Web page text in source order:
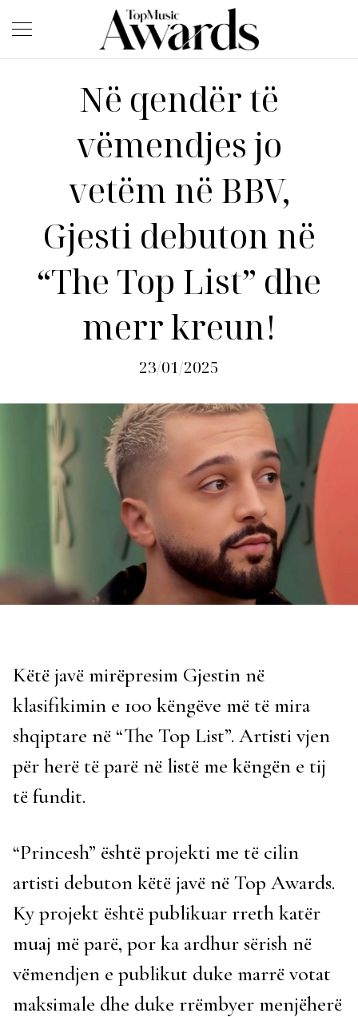
Në qendër të
vëmendjes jo
vetëm në BBV,
Gjesti debuton në
“The Top List” dhe
merr kreun!
23/01/2025
Këtë javë mirëpresim Gjestin në
klasifikimin e 100 këngëve më të mira
shqiptare në “The Top List”. Artisti vjen
për herë të parë në listë me këngën e tij
të fundit.
“Princesh” është projekti me të cilin
artisti debuton këtë javë në Top Awards.
Ky projekt është publikuar rreth katër
muaj më parë, por ka ardhur sërish në
vëmendjen e publikut duke marrë votat
maksimale dhe duke rrëmbyer menjëherë